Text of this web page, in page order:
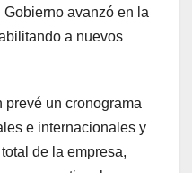
avanzó en la
a nuevos
prevé un cronograma
e internacionales y
de la empresa,